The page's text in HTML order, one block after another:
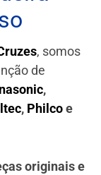
, somos
de
,
, Philcoe
originais e